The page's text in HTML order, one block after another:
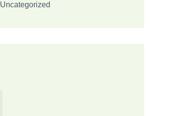
Uncategorized